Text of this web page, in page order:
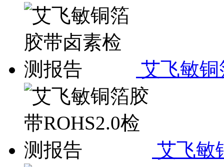
艾飞敏
艾飞敏